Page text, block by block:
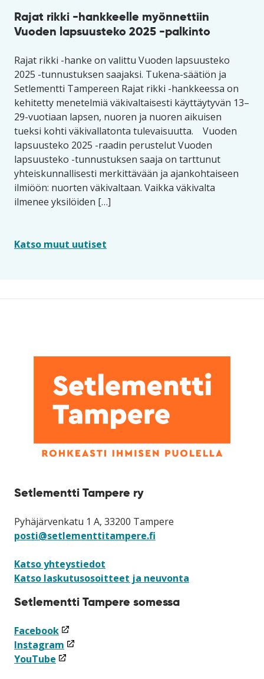
Rajat rikki -hankkeelle myönnettiin
Vuoden lapsuusteko 2025 -palkinto
Rajat rikki -hanke on valittu Vuoden lapsuusteko
2025 -tunnustuksen saajaksi. Tukena-säätiön ja
Setlementti Tampereen Rajat rikki -hankkeessa on
kehitetty menetelmiä väkivaltaisesti käyttäytyvän 13–
29-vuotiaan lapsen, nuoren ja nuoren aikuisen
tueksi kohti väkivallatonta tulevaisuutta. Vuoden
lapsuusteko 2025 -raadin perustelut ​Vuoden
lapsuusteko -tunnustuksen saaja on tarttunut
yhteiskunnallisesti merkittävään ja ajankohtaiseen
ilmiöön: nuorten väkivaltaan. Vaikka väkivalta
ilmenee yksilöiden […]
Katso muut uutiset
Setlementti Tampere ry
Pyhäjärvenkatu 1 A, 33200 Tampere
posti@setlementtitampere.fi
Katso yhteystiedot
Katso laskutusosoitteet ja neuvonta
Setlementti Tampere somessa
Facebook(linkki
avataan
uuteen
Instagram (linkki
avataan
YouTube (linkki